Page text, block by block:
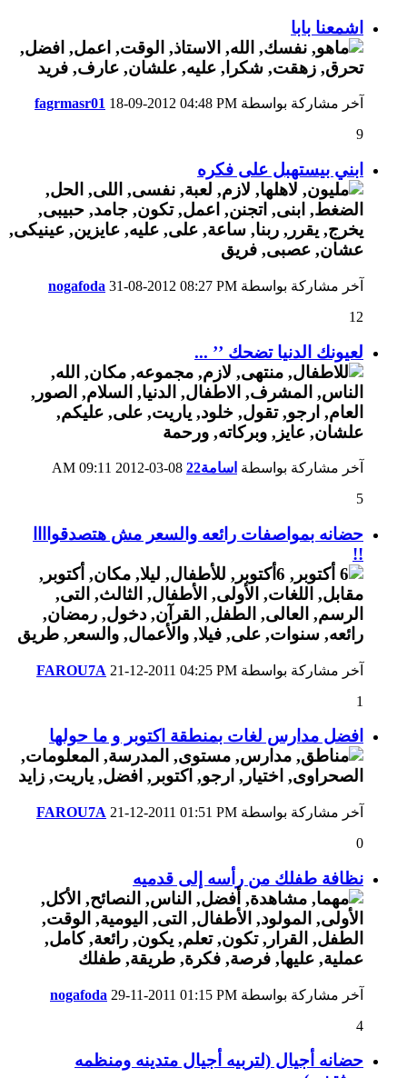
اشمعنا بابا
آخر مشاركة بواسطة fagrmasr01 18-09-2012 04:48 PM
9
ابني بيستهبل على فكره
آخر مشاركة بواسطة nogafoda 31-08-2012 08:27 PM
12
لعيونك الدنيا تضحك ’’ ...
آخر مشاركة بواسطة اسامة22
09:11 AM
5
حضانه بمواصفات رائعه والسعر مش هتصدقواااا
!!
آخر مشاركة بواسطة FAROU7A 21-12-2011 04:25 PM
1
افضل مدارس لغات بمنطقة اكتوبر و ما حولها
آخر مشاركة بواسطة FAROU7A 21-12-2011 01:51 PM
0
نظافة طفلك من رأسه إلى قدميه
آخر مشاركة بواسطة nogafoda 29-11-2011 01:15 PM
4
حضانه أجيال (لتربيه أجيال متدينه ومنظمه